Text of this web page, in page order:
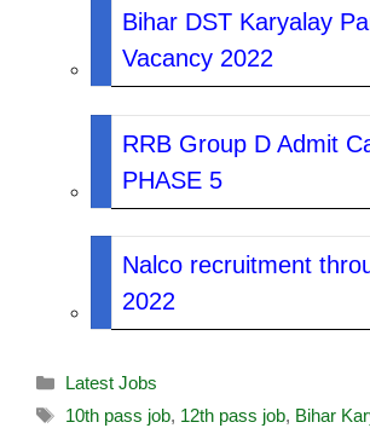
Bihar DST Karyalay
Vacancy 2022
RRB Group D Admit
PHASE 5
Nalco recruitment
2022
Latest Jobs
10th pass job, 12th pass job, Bihar